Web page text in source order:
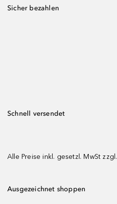
Sicher bezahlen
Schnell versendet
Alle Preise inkl. gesetzl. MwSt zzgl.
Ausgezeichnet shoppen